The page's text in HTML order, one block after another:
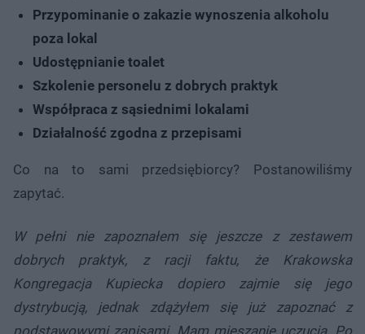
Przypominanie o zakazie wynoszenia alkoholu
poza lokal
Udostępnianie toalet
Szkolenie personelu z dobrych praktyk
Współpraca z sąsiednimi lokalami
Działalność zgodna z przepisami
Co na to sami przedsiębiorcy? Postanowiliśmy
zapytać.
W pełni nie zapoznałem się jeszcze z zestawem
dobrych praktyk, z racji faktu, że Krakowska
Kongregacja Kupiecka dopiero zajmie się jego
dystrybucją, jednak zdążyłem się już zapoznać z
podstawowymi zapisami. Mam mieszanie uczucia. Po